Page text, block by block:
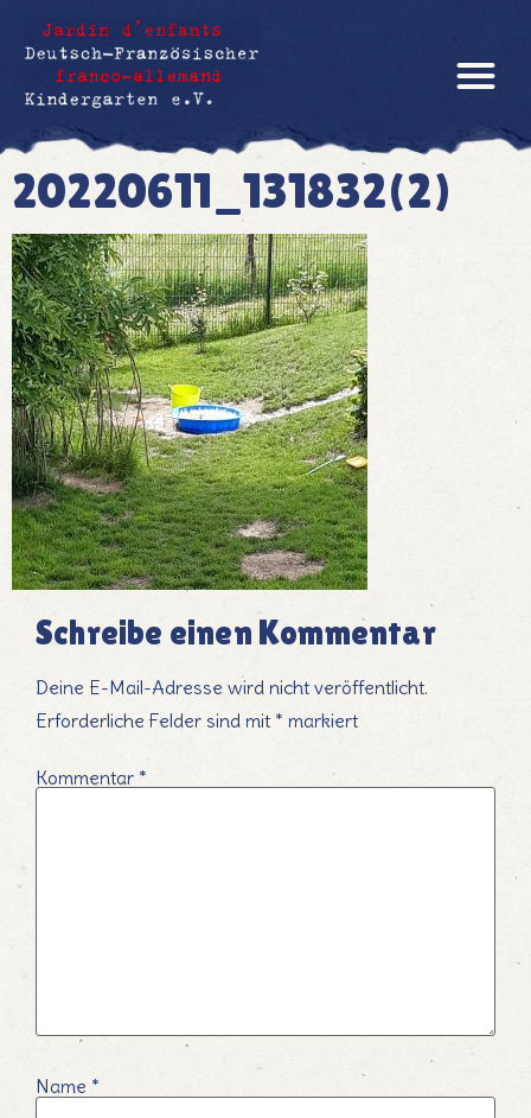
20220611_131832(2)
Schreibe einen Kommentar
Deine E-Mail-Adresse wird nicht veröffentlicht.
Erforderliche Felder sind mit * markiert
Kommentar *
Name *